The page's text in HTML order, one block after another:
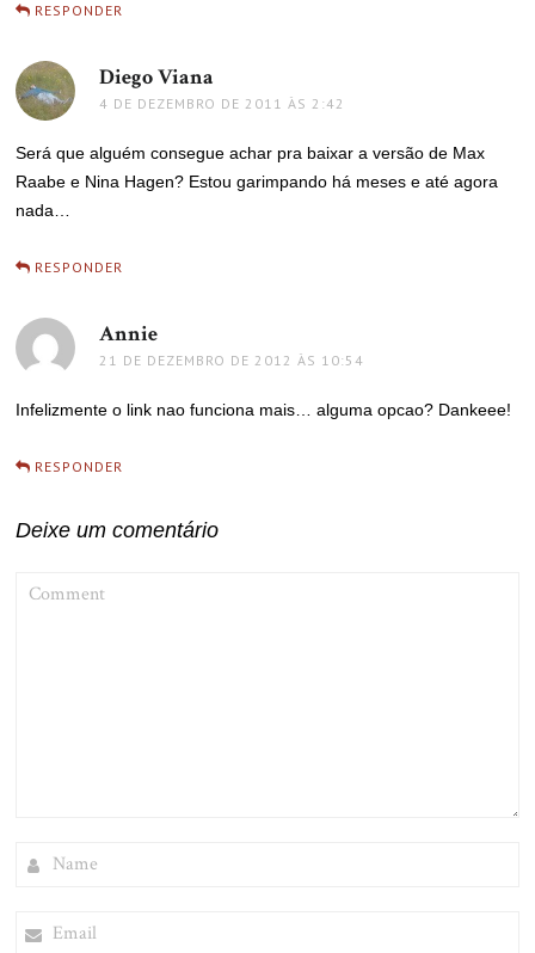
RESPONDER
Diego Viana
4 DE DEZEMBRO DE 2011 ÀS 2:42
Será que alguém consegue achar pra baixar a versão de Max
Raabe e Nina Hagen? Estou garimpando há meses e até agora
nada…
RESPONDER
Annie
21 DE DEZEMBRO DE 2012 ÀS 10:54
Infelizmente o link nao funciona mais… alguma opcao? Dankeee!
RESPONDER
Deixe um comentário